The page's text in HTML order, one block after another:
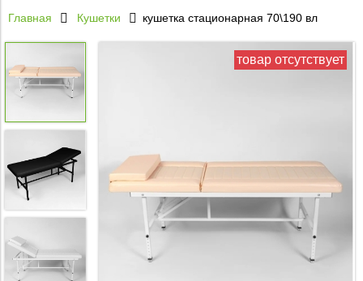
Главная Кушетки кушетка стационарная 70\190 вл
товар отсутствует